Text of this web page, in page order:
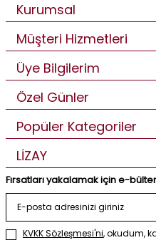
Kurumsal
Müşteri Hizmetleri
Üye Bilgilerim
Özel Günler
Popüler Kategoriler
LİZAY
Fırsatları yakalamak için e-
KVKK Sözleşmesi'ni, okudum,